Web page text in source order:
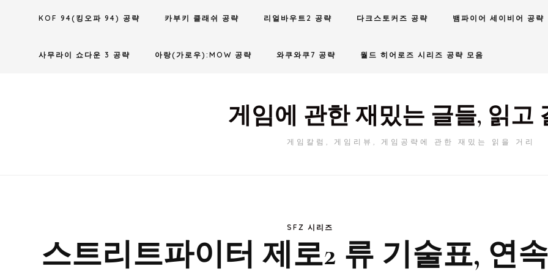
KOF 94(킹오파 94) 공략 카부키 클래쉬 공략 리얼바우트2 공략 다크스토커즈 공략 뱀파이어 세이비어 공략
사무라이 쇼다운 3 공략 아랑(가로우):MOW 공략 와쿠와쿠7 공략 월드 히어로즈 시리즈 공략 모음
게임에 관한 재밌는 글들, 읽고
게임칼럼, 게임리뷰, 게임공략에 관한 재밌는 읽을 거리
SFZ 시리즈
스트리트파이터 제로2 류 기술표, 연